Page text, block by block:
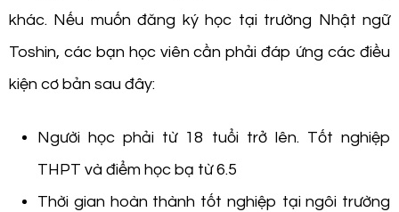
khác. Nếu muốn đăng ký học tại trường Nhật ngữ
Toshin, các bạn học viên cần phải đáp ứng các điều
kiện cơ bản sau đây:
Người học phải từ 18 tuổi trở lên. Tốt nghiệp
THPT và điểm học bạ từ 6.5
Thời gian hoàn thành tốt nghiệp tại ngôi trường